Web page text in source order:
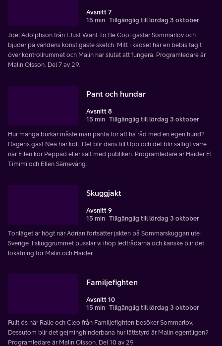
Avsnitt 7
15 min Tillgänglig till lördag 3 oktober
Joel Adolphson från I Just Want To Be Cool gästar Sommarlov och
bjuder på världens konstigaste sketch. Mitt i kaoset har en bebis tagit
över kontrollrummet och Malin har slutat att fungera. Programledare är
Malin Olsson. Del 7 av 29.
Pant och hundar
Avsnitt 8
15 min Tillgänglig till lördag 3 oktober
Hur många burkar måste man panta för att ha råd med en egen hund?
Dagens gäst Nea har koll. Det blir dans till Upp och det blir saltigt värre
när Ellen kör Peppad eller salt med publiken. Programledare är Haider El
Timimi och Ellen Särnevång.
Skuggjakt
Avsnitt 9
15 min Tillgänglig till lördag 3 oktober
Tonläget är högt när Adrian fortsätter jakten på Sommarskuggan ute i
Sverige. I skuggrummet pusslar vi ihop ledtrådarna och kanske blir det
lökätning för Malin och Haider.
Familjefighten
Avsnitt 10
15 min Tillgänglig till lördag 3 oktober
Fullt ös när Ralle och Cleo från Familjefighten besöker Sommarlov.
Dessutom blir det gejminghinderbana hur lättstyrd är Malin egentligen?
Programledare är Malin Olsson. Del 10 av 29.